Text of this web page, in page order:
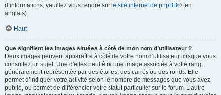
d’informations, veuillez vous rendre sur le site internet de phpBB® (en
anglais).
Haut
Que signifient les images situées à côté de mon nom d’utilisateur ?
Deux images peuvent apparaître à côté de votre nom d’utilisateur lorsque vous
consultez un sujet. Une d’elles peut être une image associée à votre rang,
généralement représentée par des étoiles, des carrés ou des ronds. Elle
permet d’indiquer votre activité selon le nombre de messages que vous avez
publié, ou permet de différencier votre statut particulier sur le forum. L’autre